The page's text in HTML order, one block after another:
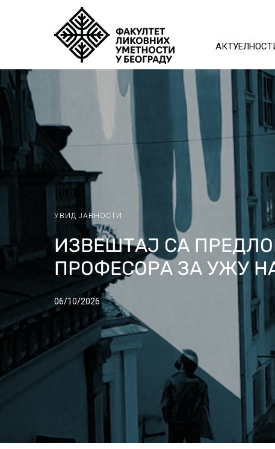
УВИД ЈАВНОСТИ
ИЗВЕШТАЈ СА
ПРОФЕСОРА ЗА УЖУ
06/10/2026